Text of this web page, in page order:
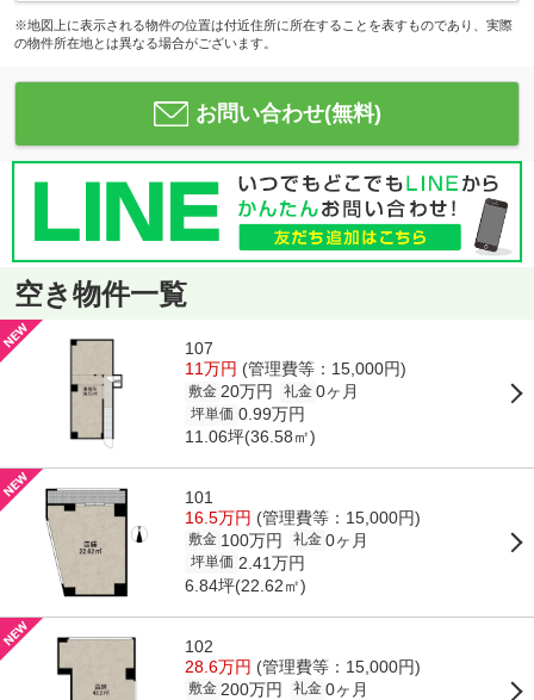
※地図上に表示される物件の位置は付近住所に所在することを表すものであり、実際
の物件所在地とは異なる場合がございます。
お問い合わせ(無料)
空き物件一覧
107
11万円 (管理費等：15,000円)
敷金 20万円 礼金 0ヶ月
坪単価 0.99万円
11.06坪(36.58㎡)
101
16.5万円 (管理費等：15,000円)
敷金 100万円 礼金 0ヶ月
坪単価 2.41万円
6.84坪(22.62㎡)
102
28.6万円 (管理費等：15,000円)
敷金 200万円 礼金 0ヶ月